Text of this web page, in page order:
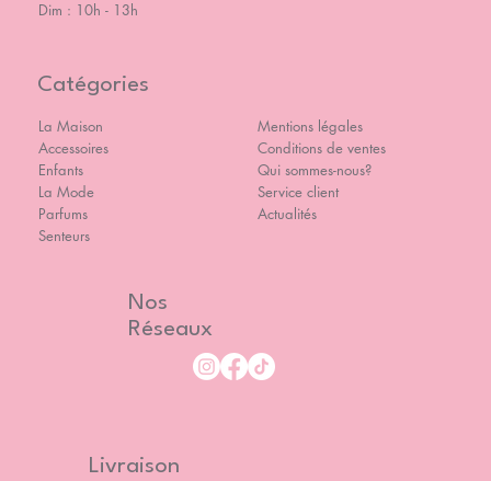
Dim : 10h - 13h
Catégories
La Maison
Accessoires
Enfants
La Mode
Parfums
Senteurs
Mentions légales
Conditions de ventes
Qui sommes-nous?
Service client
Actualités
Nos
Réseaux
Livraison